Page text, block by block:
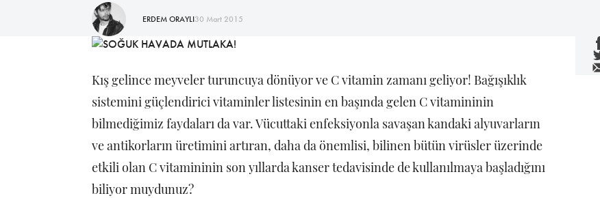
ERDEM ORAYLI30 Mart 2015
Kış gelince meyveler turuncuya dönüyor ve C vitamin zamanı geliyor! Bağışıklık
sistemini güçlendirici vitaminler listesinin en başında gelen C vitamininin
bilmediğimiz faydaları da var. Vücuttaki enfeksiyonla savaşan kandaki alyuvarların
ve antikorların üretimini artıran, daha da önemlisi, bilinen bütün virüsler üzerinde
etkili olan C vitamininin son yıllarda kanser tedavisinde de kullanılmaya başladığını
biliyor muydunuz?